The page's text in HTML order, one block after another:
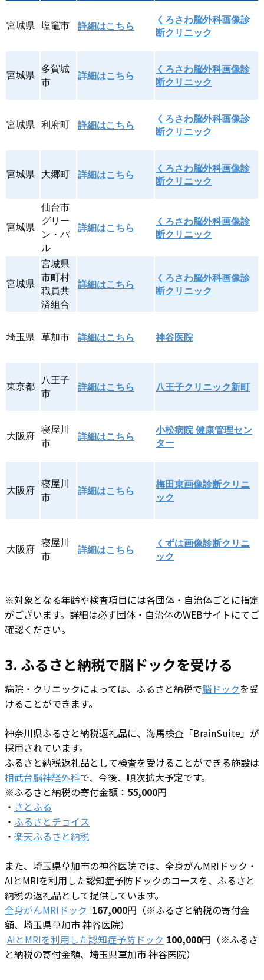
宮城県 塩竈市 詳細はこちら
くろさわ脳外科画像診
断クリニック
宮城県 多賀城
市
詳細はこちら
くろさわ脳外科画像診
断クリニック
宮城県 利府町 詳細はこちら
くろさわ脳外科画像診
断クリニック
宮城県 大郷町 詳細はこちら
くろさわ脳外科画像診
断クリニック
宮城県
仙台市
グリー
ン・パ
ル
詳細はこちら
くろさわ脳外科画像診
断クリニック
宮城県
宮城県
市町村
職員共
済組合
詳細はこちら
くろさわ脳外科画像診
断クリニック
埼玉県 草加市 詳細はこちら 神谷医院
東京都 八王子
市
詳細はこちら 八王子クリニック新町
大阪府 寝屋川
市
詳細はこちら
小松病院 健康管理セン
ター
大阪府 寝屋川
市
詳細はこちら
梅田東画像診断クリニ
ック
大阪府 寝屋川
市
詳細はこちら
くずは画像診断クリニ
ック
※対象となる年齢や検査項目には各団体・自治体ごとに指定
がございます。詳細は必ず団体・自治体のWEBサイトにてご
確認ください。
3. ふるさと納税で​脳ドックを受ける
病院・クリニックによっては、ふるさと納税で脳ドックを受
けることができます。
神奈川県ふるさと納税返礼品に、海馬検査「BrainSuite」が
採用されています。
ふるさと納税返礼品として検査を受けることができる施設は
相武台脳神経外科で、今後、順次拡大予定です。
※ふるさと納税の寄付金額： 55,000円
・ さとふる
・ ふるさとチョイス
・ 楽天ふるさと納税
また、埼玉県草加市の神谷医院では、全身がんMRIドック・
AIとMRIを利用した認知症予防ドックのコースを、ふるさと
納税の返礼品として提供しています。
全身がんMRIドック 167,000円（※ふるさと納税の寄付金
額、埼玉県草加市 神谷医院）
AIとMRIを利用した認知症予防ドック 100,000円（※ふるさ
と納税の寄付金額、埼玉県草加市 神谷医院）